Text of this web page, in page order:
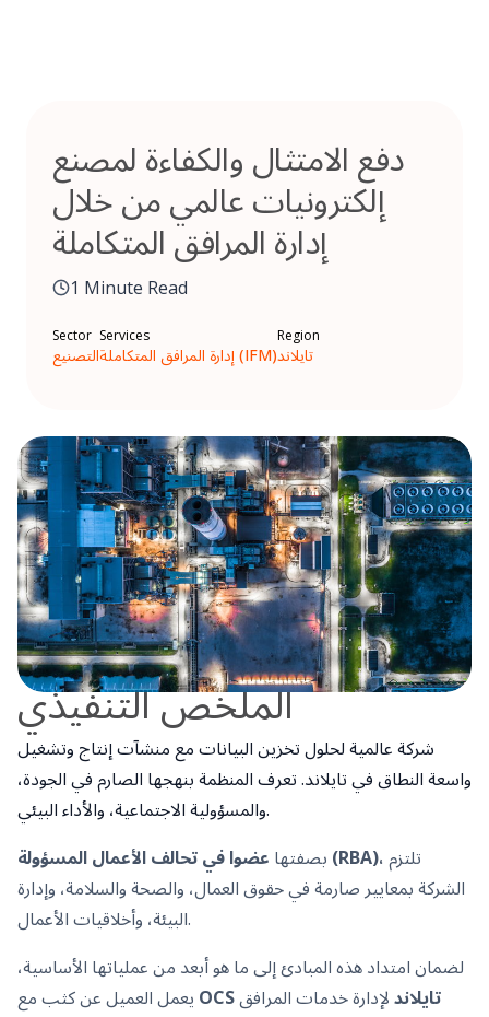
دفع الامتثال والكفاءة لمصنع
إلكترونيات عالمي من خلال
إدارة المرافق المتكاملة
1 Minute Read
Sector
التصنيع
Services
إدارة المرافق المتكاملة (IFM)
Region
تايلاند
الملخص التنفيذي
شركة عالمية لحلول تخزين البيانات مع منشآت إنتاج وتشغيل
واسعة النطاق في تايلاند. تعرف المنظمة بنهجها الصارم في الجودة،
والمسؤولية الاجتماعية، والأداء البيئي.
بصفتها عضوا في تحالف الأعمال المسؤولة (RBA)، تلتزم
الشركة بمعايير صارمة في حقوق العمال، والصحة والسلامة، وإدارة
البيئة، وأخلاقيات الأعمال.
لضمان امتداد هذه المبادئ إلى ما هو أبعد من عملياتها الأساسية،
O CS تايلاند لإدارة خدمات المرافق